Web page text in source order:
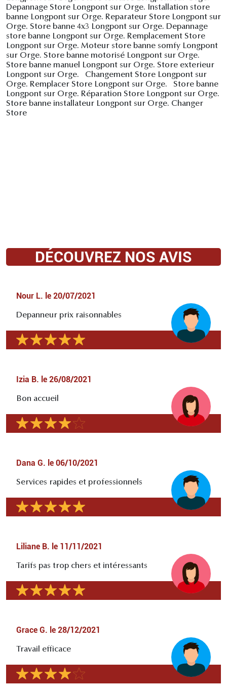
Depannage Store Longpont sur Orge. Installation store
banne Longpont sur Orge. Reparateur Store Longpont sur
Orge. Store banne 4x3 Longpont sur Orge. Depannage
store banne Longpont sur Orge. Remplacement Store
Longpont sur Orge. Moteur store banne somfy Longpont
sur Orge. Store banne motorisé Longpont sur Orge.
Store banne manuel Longpont sur Orge. Store exterieur
Longpont sur Orge. Changement Store Longpont sur
Orge. Remplacer Store Longpont sur Orge. Store banne
Longpont sur Orge. Réparation Store Longpont sur Orge.
Store banne installateur Longpont sur Orge. Changer
Store
DÉCOUVREZ NOS AVIS
Nour L. le 20/07/2021
Depanneur prix raisonnables
Izia B. le 26/08/2021
Bon accueil
Dana G. le 06/10/2021
Services rapides et professionnels
Liliane B. le 11/11/2021
Tarifs pas trop chers et intéressants
Grace G. le 28/12/2021
Travail efficace